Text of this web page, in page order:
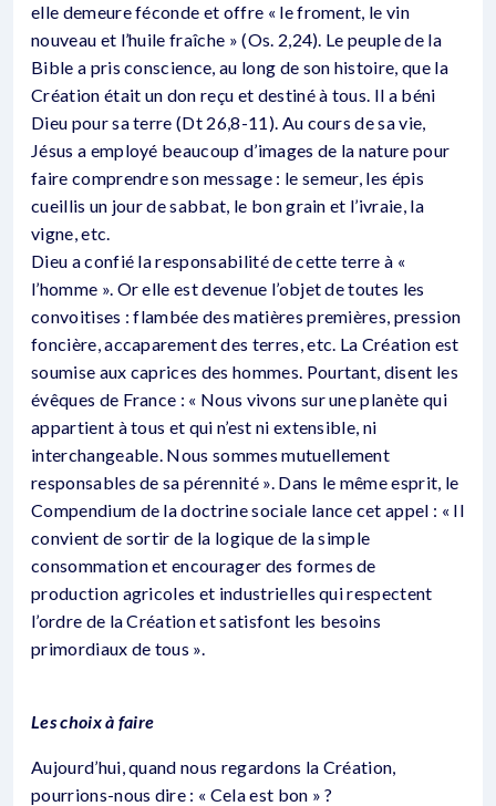
elle demeure féconde et offre « le froment, le vin
nouveau et l’huile fraîche » (Os. 2,24). Le peuple de la
Bible a pris conscience, au long de son histoire, que la
Création était un don reçu et destiné à tous. Il a béni
Dieu pour sa terre (Dt 26,8-11). Au cours de sa vie,
Jésus a employé beaucoup d’images de la nature pour
faire comprendre son message : le semeur, les épis
cueillis un jour de sabbat, le bon grain et l’ivraie, la
vigne, etc.
Dieu a confié la responsabilité de cette terre à «
l’homme ». Or elle est devenue l’objet de toutes les
convoitises : flambée des matières premières, pression
foncière, accaparement des terres, etc. La Création est
soumise aux caprices des hommes. Pourtant, disent les
évêques de France : « Nous vivons sur une planète qui
appartient à tous et qui n’est ni extensible, ni
interchangeable. Nous sommes mutuellement
responsables de sa pérennité ». Dans le même esprit, le
Compendium de la doctrine sociale lance cet appel : « Il
convient de sortir de la logique de la simple
consommation et encourager des formes de
production agricoles et industrielles qui respectent
l’ordre de la Création et satisfont les besoins
primordiaux de tous ».
Les choix à faire
Aujourd’hui, quand nous regardons la Création,
pourrions-nous dire : « Cela est bon » ?